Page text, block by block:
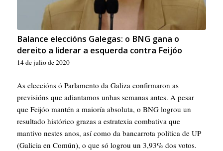
Balance eleccións Galegas: o BNG gana o
dereito a liderar a esquerda contra Feijóo
14 de julio de 2020
As eleccións ó Parlamento da Galiza confirmaron as
previsións que adiantamos unhas semanas antes. A pesar
que Feijóo mantén a maioría absoluta, o BNG logrou un
resultado histórico grazas a estratexia combativa que
mantivo nestes anos, así como da bancarrota política de UP
(Galicia en Común), o que só logrou un 3,93% dos votos.